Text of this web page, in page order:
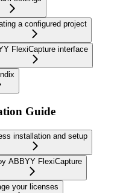
a configured project
FlexiCapture interface
Guide
installation and setup
ABBYY FlexiCapture
your licenses